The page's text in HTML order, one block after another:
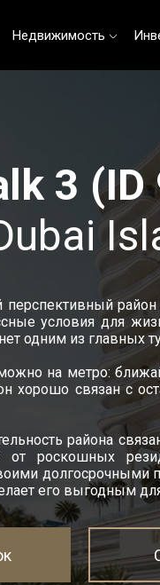
Недвижимость
3
условия для
одним из главных
на метро:
хорошо связан с
района
от роскошных
долгосрочными
его выгодным